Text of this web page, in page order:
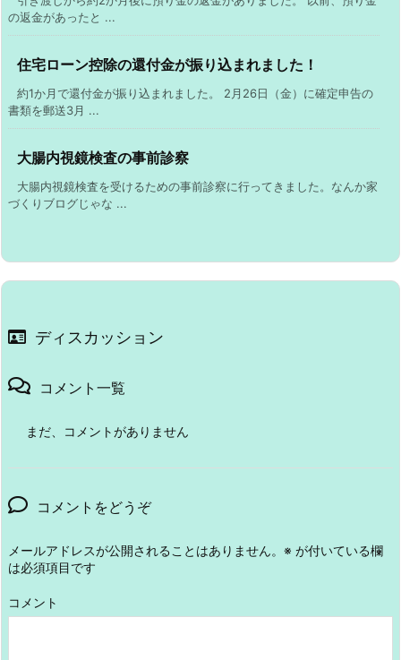
の返金があったと ...
住宅ローン控除の還付金が振り込まれました！
約1か月で還付金が振り込まれました。 2月26日（金）に確定申告の
書類を郵送3月 ...
大腸内視鏡検査の事前診察
大腸内視鏡検査を受けるための事前診察に行ってきました。なんか家
づくりブログじゃな ...
ディスカッション
コメント一覧
まだ、コメントがありません
コメントをどうぞ
メールアドレスが公開されることはありません。 ※ が付いている欄
は必須項目です
コメント